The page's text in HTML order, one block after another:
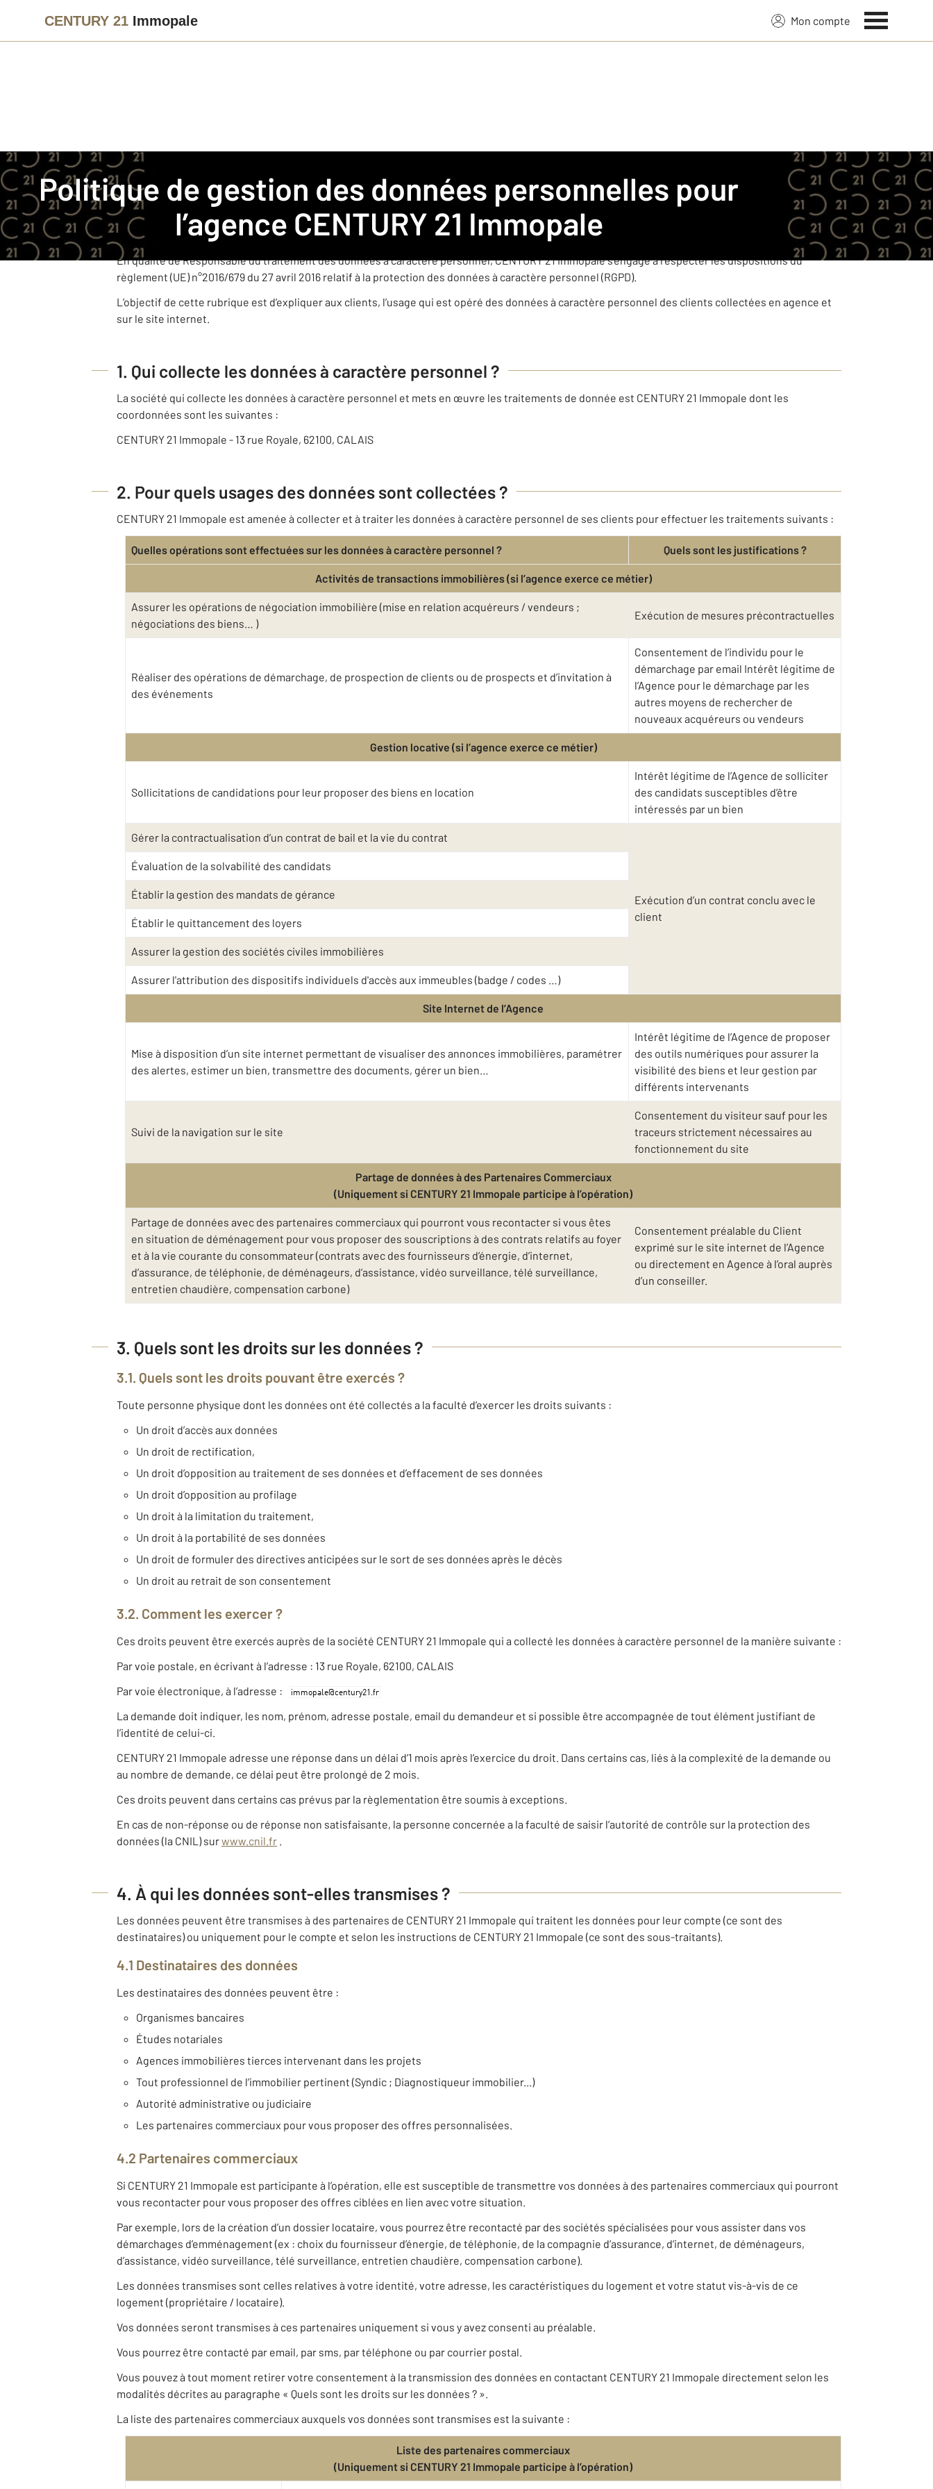
CENTURY 21 Immopale Mon compte
Politique de gestion des données personnelles pour
l’agence CENTURY 21 Immopale
Immobilier Politique de gestion des données personnelles pour l’agence CENTURY 21 Immopale
CENTURY 21 Immopale est une agence immobilière franchisée membre du réseau de franchise CENTURY 21.
Cette agence, juridiquement et financièrement indépendante est amenée à collecter et traiter des données à caractère personnel de ses clients
dans le cadre de ses activités.
En qualité de Responsable du traitement des données à caractère personnel, CENTURY 21 Immopale s’engage à respecter les dispositions du
règlement (UE) n°2016/679 du 27 avril 2016 relatif à la protection des données à caractère personnel (RGPD).
L’objectif de cette rubrique est d’expliquer aux clients, l’usage qui est opéré des données à caractère personnel des clients collectées en agence et
sur le site internet.
1. Qui collecte les données à caractère personnel ?
La société qui collecte les données à caractère personnel et mets en œuvre les traitements de donnée est CENTURY 21 Immopale dont les
coordonnées sont les suivantes :
CENTURY 21 Immopale - 13 rue Royale, 62100, CALAIS
2. Pour quels usages des données sont collectées ?
CENTURY 21 Immopale est amenée à collecter et à traiter les données à caractère personnel de ses clients pour effectuer les traitements suivants :
Quelles opérations sont effectuées sur les données à caractère personnel ? Quels sont les justifications ?
Activités de transactions immobilières (si l’agence exerce ce métier)
Assurer les opérations de négociation immobilière (mise en relation acquéreurs / vendeurs ;
négociations des biens… )
Exécution de mesures précontractuelles
Réaliser des opérations de démarchage, de prospection de clients ou de prospects et d’invitation à
des événements
Consentement de l’individu pour le
démarchage par email Intérêt légitime de
l’Agence pour le démarchage par les
autres moyens de rechercher de
nouveaux acquéreurs ou vendeurs
Gestion locative (si l’agence exerce ce métier)
Sollicitations de candidations pour leur proposer des biens en location
Intérêt légitime de l’Agence de solliciter
des candidats susceptibles d’être
intéressés par un bien
Gérer la contractualisation d’un contrat de bail et la vie du contrat
Exécution d’un contrat conclu avec le
client
Évaluation de la solvabilité des candidats
Établir la gestion des mandats de gérance
Établir le quittancement des loyers
Assurer la gestion des sociétés civiles immobilières
Assurer l'attribution des dispositifs individuels d'accès aux immeubles (badge / codes …)
Site Internet de l’Agence
Mise à disposition d’un site internet permettant de visualiser des annonces immobilières, paramétrer
des alertes, estimer un bien, transmettre des documents, gérer un bien…
Intérêt légitime de l’Agence de proposer
des outils numériques pour assurer la
visibilité des biens et leur gestion par
différents intervenants
Suivi de la navigation sur le site
Consentement du visiteur sauf pour les
traceurs strictement nécessaires au
fonctionnement du site
Partage de données à des Partenaires Commerciaux
(Uniquement si CENTURY 21 Immopale participe à l’opération)
Partage de données avec des partenaires commerciaux qui pourront vous recontacter si vous êtes
en situation de déménagement pour vous proposer des souscriptions à des contrats relatifs au foyer
et à la vie courante du consommateur (contrats avec des fournisseurs d’énergie, d’internet,
d’assurance, de téléphonie, de déménageurs, d’assistance, vidéo surveillance, télé surveillance,
entretien chaudière, compensation carbone)
Consentement préalable du Client
exprimé sur le site internet de l’Agence
ou directement en Agence à l’oral auprès
d’un conseiller.
3. Quels sont les droits sur les données ?
3.1. Quels sont les droits pouvant être exercés ?
Toute personne physique dont les données ont été collectés a la faculté d’exercer les droits suivants :
Un droit d’accès aux données
Un droit de rectification,
Un droit d’opposition au traitement de ses données et d’effacement de ses données
Un droit d’opposition au profilage
Un droit à la limitation du traitement,
Un droit à la portabilité de ses données
Un droit de formuler des directives anticipées sur le sort de ses données après le décès
Un droit au retrait de son consentement
3.2. Comment les exercer ?
Ces droits peuvent être exercés auprès de la société CENTURY 21 Immopale qui a collecté les données à caractère personnel de la manière suivante :
Par voie postale, en écrivant à l’adresse : 13 rue Royale, 62100, CALAIS
Par voie électronique, à l’adresse :
La demande doit indiquer, les nom, prénom, adresse postale, email du demandeur et si possible être accompagnée de tout élément justifiant de
l’identité de celui-ci.
CENTURY 21 Immopale adresse une réponse dans un délai d’1 mois après l’exercice du droit. Dans certains cas, liés à la complexité de la demande ou
au nombre de demande, ce délai peut être prolongé de 2 mois.
Ces droits peuvent dans certains cas prévus par la règlementation être soumis à exceptions.
En cas de non-réponse ou de réponse non satisfaisante, la personne concernée a la faculté de saisir l’autorité de contrôle sur la protection des
données (la CNIL) surwww.cnil.fr
4. À qui les données sont-elles transmises ?
Les données peuvent être transmises à des partenaires de CENTURY 21 Immopale qui traitent les données pour leur compte (ce sont des
destinataires) ou uniquement pour le compte et selon les instructions de CENTURY 21 Immopale (ce sont des sous-traitants).
4.1 Destinataires des données
Les destinataires des données peuvent être :
Organismes bancaires
Études notariales
Agences immobilières tierces intervenant dans les projets
Tout professionnel de l’immobilier pertinent (Syndic ; Diagnostiqueur immobilier...)
Autorité administrative ou judiciaire
Les partenaires commerciaux pour vous proposer des offres personnalisées.
4.2 Partenaires commerciaux
Si CENTURY 21 Immopale est participante à l’opération, elle est susceptible de transmettre vos données à des partenaires commerciaux qui pourront
vous recontacter pour vous proposer des offres ciblées en lien avec votre situation.
Par exemple, lors de la création d’un dossier locataire, vous pourrez être recontacté par des sociétés spécialisées pour vous assister dans vos
démarchages d’emménagement (ex : choix du fournisseur d’énergie, de téléphonie, de la compagnie d’assurance, d’internet, de déménageurs,
d’assistance, vidéo surveillance, télé surveillance, entretien chaudière, compensation carbone).
Les données transmises sont celles relatives à votre identité, votre adresse, les caractéristiques du logement et votre statut vis-à-vis de ce
logement (propriétaire / locataire).
Vos données seront transmises à ces partenaires uniquement si vous y avez consenti au préalable.
Vous pourrez être contacté par email, par sms, par téléphone ou par courrier postal.
Vous pouvez à tout moment retirer votre consentement à la transmission des données en contactant CENTURY 21 Immopale directement selon les
modalités décrites au paragraphe « Quels sont les droits sur les données ? ».
La liste des partenaires commerciaux auxquels vos données sont transmises est la suivante :
Liste des partenaires commerciaux
(Uniquement si CENTURY 21 Immopale participe à l’opération)